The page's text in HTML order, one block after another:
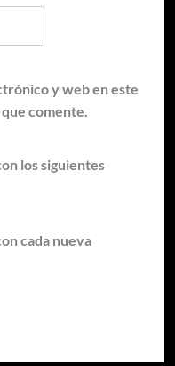
y web en este
comente.
los siguientes
cada nueva